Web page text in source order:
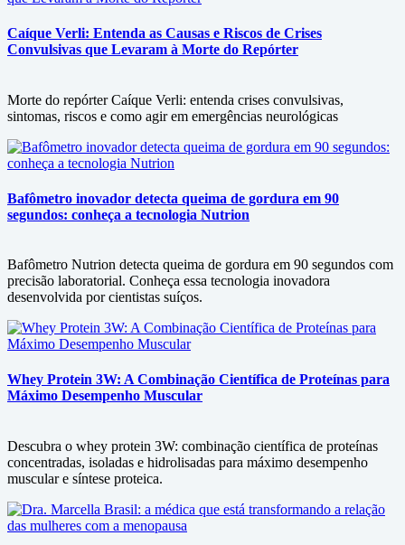
Caíque Verli: Entenda as Causas e Riscos de Crises
Convulsivas que Levaram à Morte do Repórter
Morte do repórter Caíque Verli: entenda crises convulsivas,
sintomas, riscos e como agir em emergências neurológicas
Bafômetro inovador detecta queima de gordura em 90
segundos: conheça a tecnologia Nutrion
Bafômetro Nutrion detecta queima de gordura em 90 segundos com
precisão laboratorial. Conheça essa tecnologia inovadora
desenvolvida por cientistas suíços.
Whey Protein 3W: A Combinação Científica de Proteínas para
Máximo Desempenho Muscular
Descubra o whey protein 3W: combinação científica de proteínas
concentradas, isoladas e hidrolisadas para máximo desempenho
muscular e síntese proteica.